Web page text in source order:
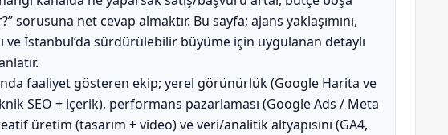
sorusuna net cevap almaktır. Bu sayfa; ajans yaklaşımını,
ve İstanbul’da sürdürülebilir büyüme için uygulanan detaylı
faaliyet gösteren ekip; yerel görünürlük (Google Harita ve
SEO + içerik), performans pazarlaması (Google Ads / Meta
üretim (tasarım + video) ve veri/analitik altyapısını (GA4,